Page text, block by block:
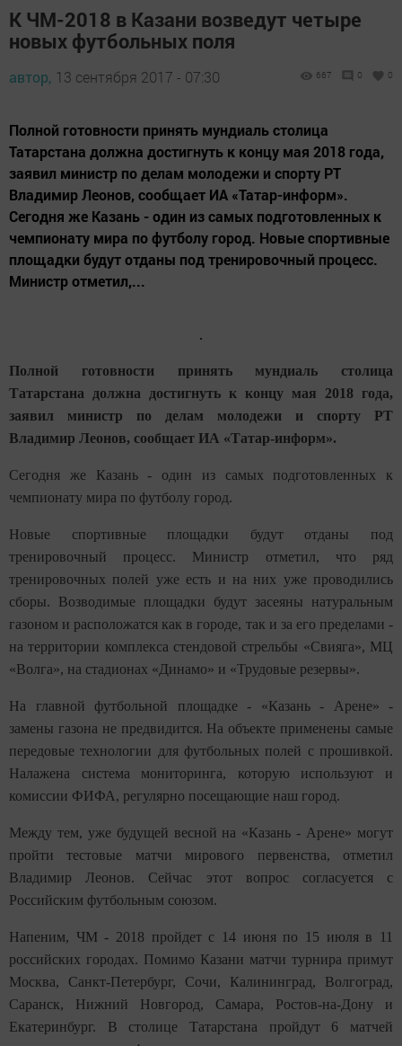
К ЧМ-2018 в Казани возведут четыре
новых футбольных поля
автор, 13 сентября 2017 - 07:30 667 0 0
Полной готовности принять мундиаль столица
Татарстана должна достигнуть к концу мая 2018 года,
заявил министр по делам молодежи и спорту РТ
Владимир Леонов, сообщает ИА «Татар-информ».
Сегодня же Казань - один из самых подготовленных к
чемпионату мира по футболу город. Новые спортивные
площадки будут отданы под тренировочный процесс.
Министр отметил,...
Полной готовности принять мундиаль столица
Татарстана должна достигнуть к концу мая 2018 года,
заявил министр по делам молодежи и спорту РТ
Владимир Леонов, сообщает ИА «Татар-информ».
Сегодня же Казань - один из самых подготовленных к
чемпионату мира по футболу город.
Новые спортивные площадки будут отданы под
тренировочный процесс. Министр отметил, что ряд
тренировочных полей уже есть и на них уже проводились
сборы. Возводимые площадки будут засеяны натуральным
газоном и расположатся как в городе, так и за его пределами -
на территории комплекса стендовой стрельбы «Свияга», МЦ
«Волга», на стадионах «Динамо» и «Трудовые резервы».
На главной футбольной площадке - «Казань - Арене» -
замены газона не предвидится. На объекте применены самые
передовые технологии для футбольных полей с прошивкой.
Налажена система мониторинга, которую используют и
комиссии ФИФА, регулярно посещающие наш город.
Между тем, уже будущей весной на «Казань - Арене» могут
пройти тестовые матчи мирового первенства, отметил
Владимир Леонов. Сейчас этот вопрос согласуется с
Российским футбольным союзом.
Напеним, ЧМ - 2018 пройдет с 14 июня по 15 июля в 11
российских городах. Помимо Казани матчи турнира примут
Москва, Санкт-Петербург, Сочи, Калининград, Волгоград,
Саранск, Нижний Новгород, Самара, Ростов-на-Дону и
Екатеринбург. В столице Татарстана пройдут 6 матчей